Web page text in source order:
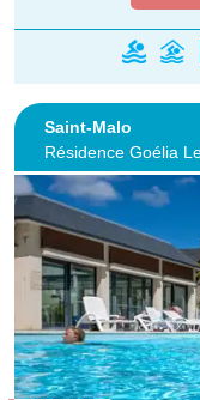
Saint-Malo
Résidence Goélia